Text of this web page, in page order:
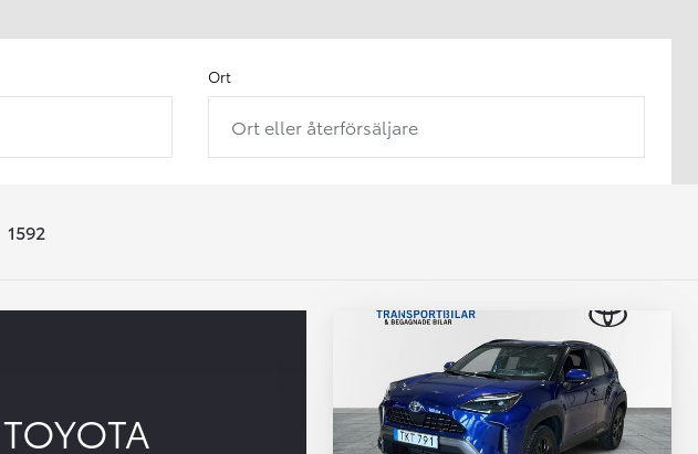
Corolla
HYBRID
Ort
Ort eller återförsäljare
1592
TOYOTA